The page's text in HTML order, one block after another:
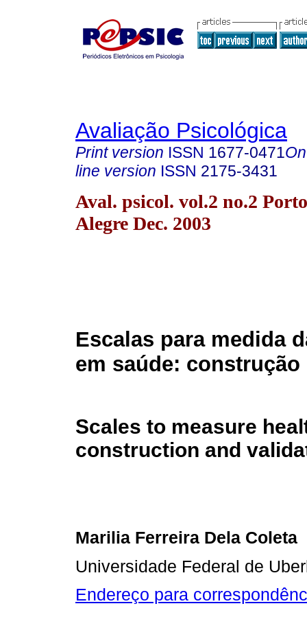
Avaliação Psicológica
Print version ISSN 1677-0471
line version ISSN 2175-3431
Aval. psicol. vol.2 no.2 Porto
Alegre Dec. 2003
Escalas para medida
em saúde: construção
Scales to measure
construction and
Marilia Ferreira Dela Coleta
Universidade Federal de
Endereço para